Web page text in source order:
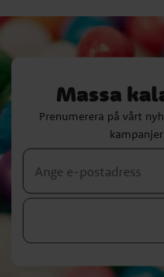
Massa
Prenumerera på vårt